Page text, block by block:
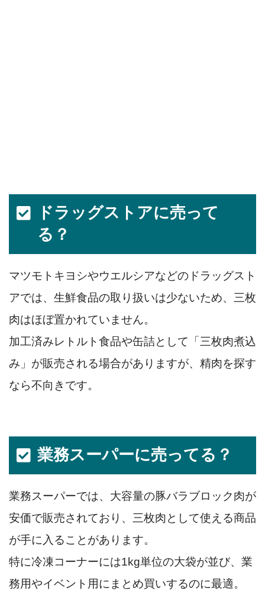
ドラッグストアに売って
る？
マツモトキヨシやウエルシアなどのドラッグスト
アでは、生鮮食品の取り扱いは少ないため、三枚
肉はほぼ置かれていません。
加工済みレトルト食品や缶詰として「三枚肉煮込
み」が販売される場合がありますが、精肉を探す
なら不向きです。
業務スーパーに売ってる？
業務スーパーでは、大容量の豚バラブロック肉が
安価で販売されており、三枚肉として使える商品
が手に入ることがあります。
特に冷凍コーナーには1kg単位の大袋が並び、業
務用やイベント用にまとめ買いするのに最適。